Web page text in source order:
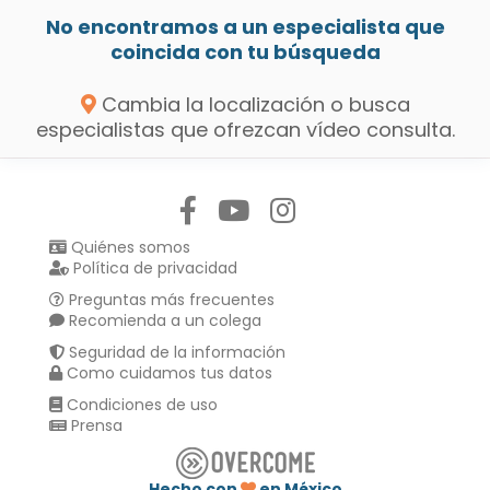
No encontramos a un especialista que
coincida con tu búsqueda
Cambia la localización o busca
especialistas que ofrezcan vídeo consulta.
Quiénes somos
Política de privacidad
Preguntas más frecuentes
Recomienda a un colega
Seguridad de la información
Como cuidamos tus datos
Condiciones de uso
Prensa